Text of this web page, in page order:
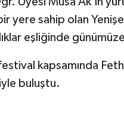
yere sahip olan
eşliğinde
kapsamında
buluştu.